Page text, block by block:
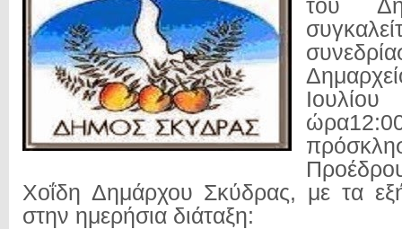
του
Χοΐδη Δημάρχου Σκύδρας, με τα
στην ημερήσια διάταξη: